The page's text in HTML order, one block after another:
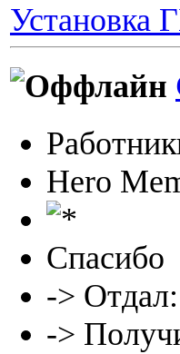
Установка
Hero
Спасибо
->
->